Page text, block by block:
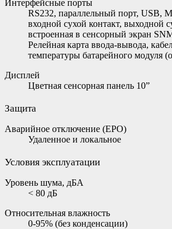
Интерфейсные порты
RS232, параллельный порт, USB,
входной сухой контакт, выходной
встроенная в сенсорный экран
Релейная карта ввода-вывода,
температуры батарейного модуля
Дисплей
Цветная сенсорная панель 10”
Защита
Аварийное отключение (EPO)
Удаленное и локальное
Условия эксплуатации
Уровень шума, дБА
< 80 дБ
Относительная влажность
0-95% (без конденсации)